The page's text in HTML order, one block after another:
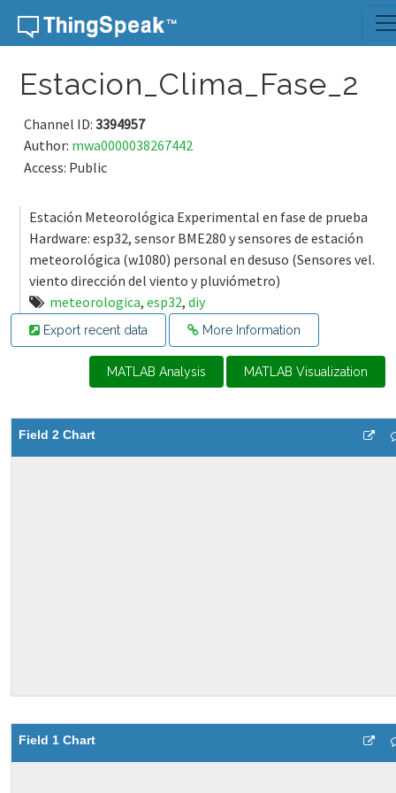
Skip to content
Estacion_Clima_Fase_2
Channel ID: 3394957
Author: mwa0000038267442
Access: Public
Estación Meteorológica Experimental en fase de prueba
Hardware: esp32, sensor BME280 y sensores de estación
meteorológica (w1080) personal en desuso (Sensores vel.
viento dirección del viento y pluviómetro)
meteorologica, esp32, diy
Export recent data More Information
MATLAB Analysis MATLAB Visualization
Field 2 Chart
Field 1 Chart